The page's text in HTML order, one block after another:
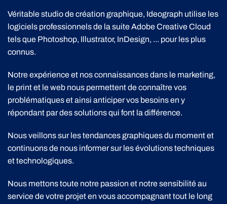
Véritable studio de création graphique, Ideograph utilise les
logiciels professionnels de la suite Adobe Creative Cloud
tels que Photoshop, Illustrator, InDesign, ... pour les plus
connus.
Notre expérience et nos connaissances dans le marketing,
le print et le web nous permettent de connaître vos
problématiques et ainsi anticiper vos besoins en y
répondant par des solutions qui font la différence.
Nous veillons sur les tendances graphiques du moment et
continuons de nous informer sur les évolutions techniques
et technologiques.
Nous mettons toute notre passion et notre sensibilité au
service de votre projet en vous accompagnant tout le long